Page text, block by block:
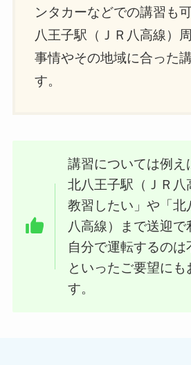
ンタカーなどでの講習も
八王子駅（ＪＲ八高線）
事情やその地域に合った
す。
講習については例え
北八王子駅（ＪＲ八
教習したい」や「北
八高線）まで送迎
自分で運転するのは
といったご要望にも
す。